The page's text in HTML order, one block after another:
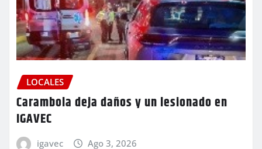
LOCALES
Carambola deja daños y un lesionado en
IGAVEC
igavec Ago 3, 2026